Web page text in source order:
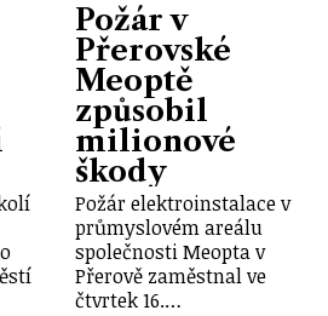
Požár v
Přerovské
Meoptě
způsobil
milionové
škody
Požár elektroinstalace v
průmyslovém areálu
společnosti Meopta v
Přerově zaměstnal ve
čtvrtek 16.…